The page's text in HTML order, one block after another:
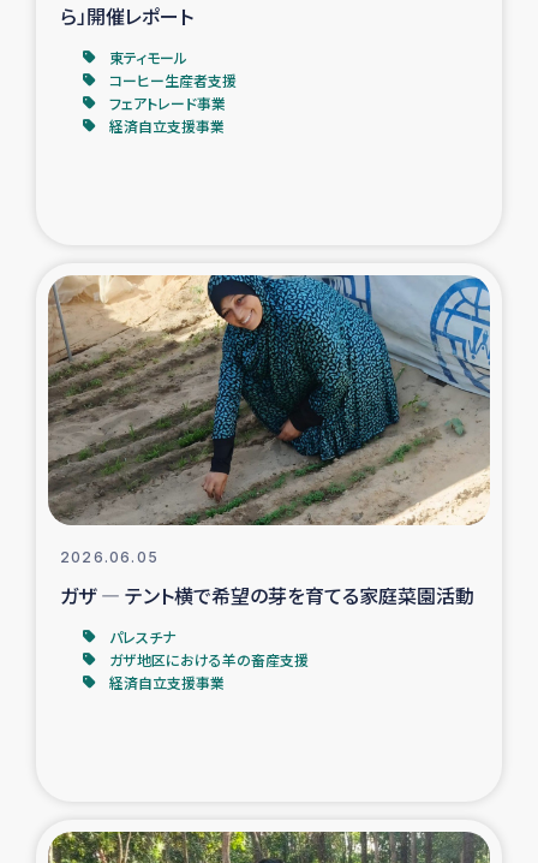
ら」開催レポート
東ティモール
コーヒー生産者支援
フェアトレード事業
経済自立支援事業
2026.06.05
ガザ ― テント横で希望の芽を育てる家庭菜園活動
パレスチナ
ガザ地区における羊の畜産支援
経済自立支援事業